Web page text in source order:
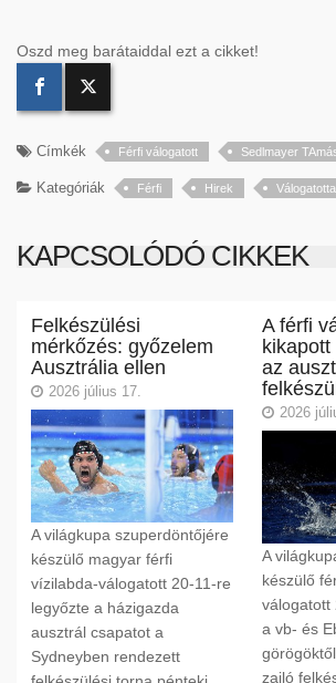
Oszd meg barátaiddal ezt a cikket!
Címkék Férfi válogatott Sedlmayer
Kategóriák Férfi Hirek
KAPCSOLÓDÓ CIKKEK
Felkészülési
mérkőzés: győzelem
Ausztrália ellen
2026 július 17.
A világkupa szuperdöntőjére
készülő magyar férfi
vízilabda-válogatott 20-11-re
legyőzte a házigazda
ausztrál csapatot a
Sydneyben rendezett
A férfi
kikapott
az
2026
A
készülő
válogatott
a vb- és
zajló